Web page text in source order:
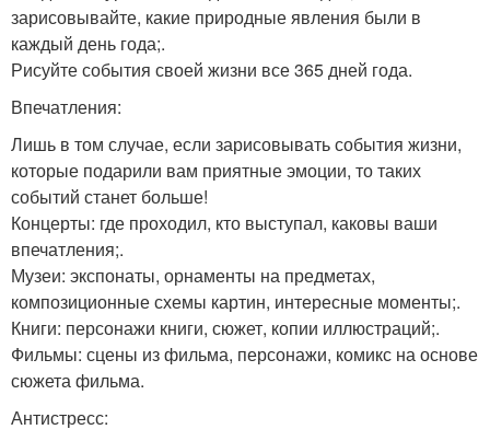
зарисовывайте, какие природные явления были в
каждый день года;.
Рисуйте события своей жизни все 365 дней года.
Впечатления:
Лишь в том случае, если зарисовывать события жизни,
которые подарили вам приятные эмоции, то таких
событий станет больше!
Концерты: где проходил, кто выступал, каковы ваши
впечатления;.
Музеи: экспонаты, орнаменты на предметах,
композиционные схемы картин, интересные моменты;.
Книги: персонажи книги, сюжет, копии иллюстраций;.
Фильмы: сцены из фильма, персонажи, комикс на основе
сюжета фильма.
Антистресс: